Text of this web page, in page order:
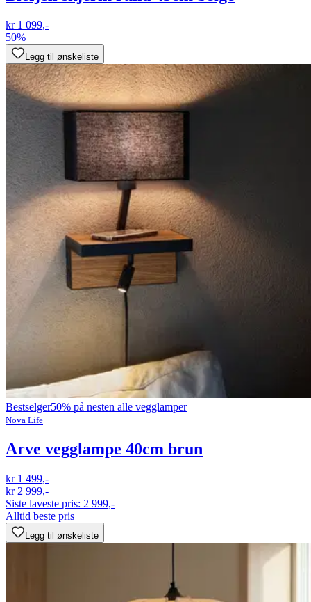
kr 1 099,-
50%
Legg til ønskeliste
Bestselger50% på nesten alle vegglamper
Nova Life
Arve vegglampe 40cm brun
kr 1 499,-
kr 2 999,-
Siste laveste pris: 2 999,-
Alltid beste pris
Legg til ønskeliste